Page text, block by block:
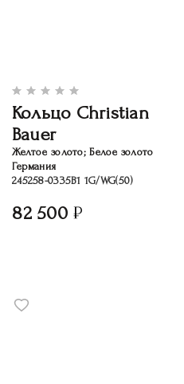
Кольцо Christian
Bauer
Желтое золото; Белое золото
Германия
245258-0335B1 1G/WG(50)
82 500